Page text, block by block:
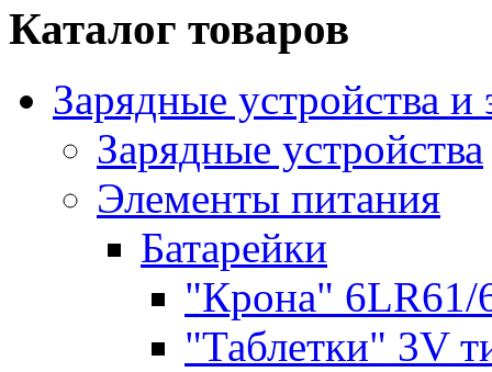
Каталог товаров
Зарядные устройства
Зарядные устройства
Элементы питания
Батарейки
"Крона" 6LR61/
"Таблетки" 3V